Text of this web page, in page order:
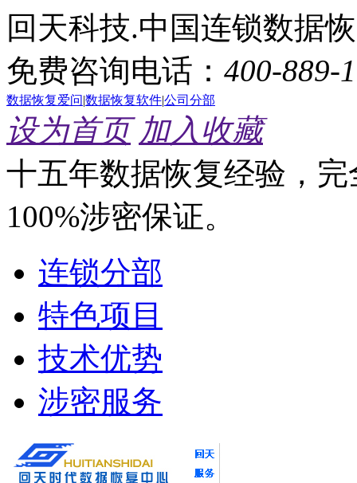
回天科技.中国连锁数据
免费咨询电话： 400-889-
数据恢复爱问|数据恢复软件|公司分部
设为首页 加入收藏
十五年数据恢复经验，
100%涉密保证。
连锁分部
特色项目
技术优势
涉密服务